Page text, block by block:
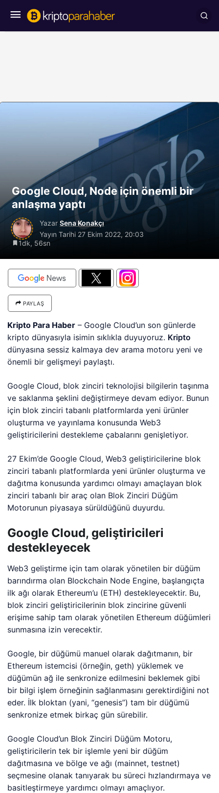
Google Cloud, Node için önemli bir
anlaşma yaptı
Yazar Sena Konakçı
Yayın Tarihi 27 Ekim 2022, 20:03
1dk, 56sn
PAYLAŞ
Kripto Para Haber – Google Cloud’un son günlerde
kripto dünyasıyla isimin sıklıkla duyuyoruz. Kripto
dünyasına sessiz kalmaya dev arama motoru yeni ve
önemli bir gelişmeyi paylaştı.
Google Cloud, blok zinciri teknolojisi bilgilerin taşınma
ve saklanma şeklini değiştirmeye devam ediyor. Bunun
için blok zinciri tabanlı platformlarda yeni ürünler
oluşturma ve yayınlama konusunda Web3
geliştiricilerini destekleme çabalarını genişletiyor.
27 Ekim’de Google Cloud, Web3 geliştiricilerine blok
zinciri tabanlı platformlarda yeni ürünler oluşturma ve
dağıtma konusunda yardımcı olmayı amaçlayan blok
zinciri tabanlı bir araç olan Blok Zinciri Düğüm
Motorunun piyasaya sürüldüğünü duyurdu.
Google Cloud, geliştiricileri
destekleyecek
Web3 geliştirme için tam olarak yönetilen bir düğüm
barındırma olan Blockchain Node Engine, başlangıçta
ilk ağı olarak Ethereum’u (ETH) destekleyecektir. Bu,
blok zinciri geliştiricilerinin blok zincirine güvenli
erişime sahip tam olarak yönetilen Ethereum düğümleri
sunmasına izin verecektir.
Google, bir düğümü manuel olarak dağıtmanın, bir
Ethereum istemcisi (örneğin, geth) yüklemek ve
düğümün ağ ile senkronize edilmesini beklemek gibi
bir bilgi işlem örneğinin sağlanmasını gerektirdiğini not
eder. İlk bloktan (yani, “genesis”) tam bir düğümü
senkronize etmek birkaç gün sürebilir.
Google Cloud’un Blok Zinciri Düğüm Motoru,
geliştiricilerin tek bir işlemle yeni bir düğüm
dağıtmasına ve bölge ve ağı (mainnet, testnet)
seçmesine olanak tanıyarak bu süreci hızlandırmaya ve
basitleştirmeye yardımcı olmayı amaçlıyor.